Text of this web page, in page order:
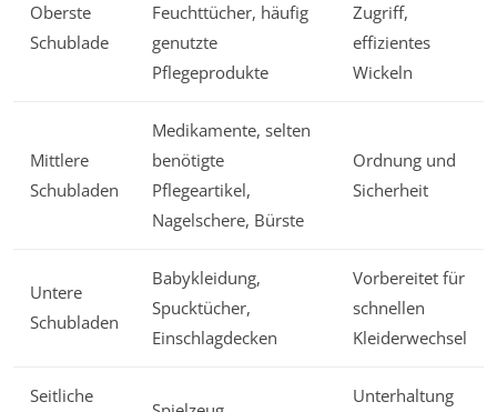
Oberste
Schublade
Feuchttücher, häufig
genutzte
Pflegeprodukte
Zugriff,
effizientes
Wickeln
Mittlere
Schubladen
Medikamente, selten
benötigte
Pflegeartikel,
Nagelschere, Bürste
Ordnung und
Sicherheit
Untere
Schubladen
Babykleidung,
Spucktücher,
Einschlagdecken
Vorbereitet für
schnellen
Kleiderwechsel
Seitliche Unterhaltung